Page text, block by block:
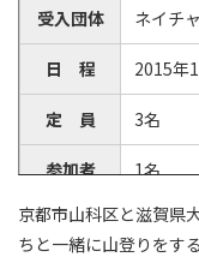
受入団体 ネイチ
日 程 2015年
定 員 3名
参加者 1名
引率者 ボラン
京都市山科区と滋賀県
ちと一緒に山登りをす